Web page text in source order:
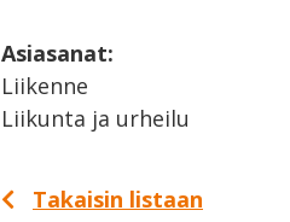
Asiasanat:
Liikenne
Liikunta ja urheilu
Takaisin listaan